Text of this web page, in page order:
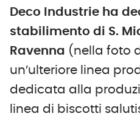
Deco Industrie ha
stabilimento di S.
Ravenna (nella foto
un’ulteriore linea
dedicata alla
linea di biscotti